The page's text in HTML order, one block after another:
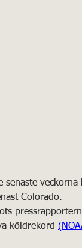
senaste
Colorado.
köldrekord (